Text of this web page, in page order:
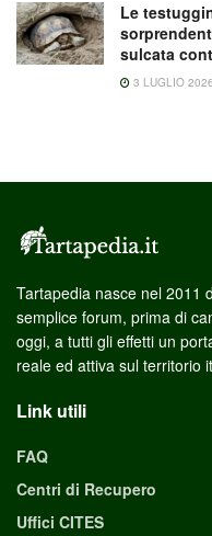
Le
sulcata
3 LUGLIO 2026
Tartapedia nasce nel 2011
semplice forum, prima di
oggi, a tutti gli effetti un
reale ed attiva sul territorio
Link utili
FAQ
Centri di Recupero
Uffici CITES